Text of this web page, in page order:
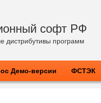
софт РФ
дистрибутивы программ
Демо-версии ФСТЭК